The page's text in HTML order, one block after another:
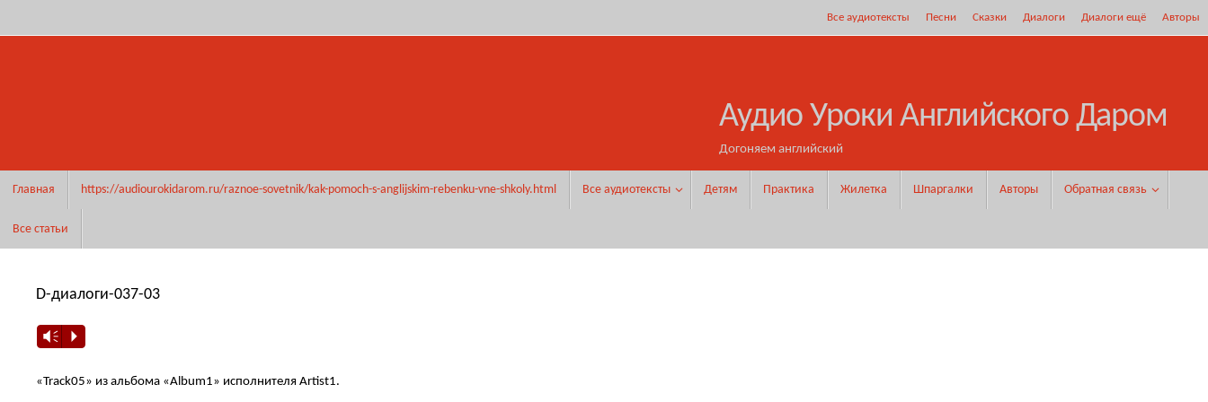
к
Все аудиотексты Песни Сказки Диалоги Диалоги ещё Авторы
Аудио Уроки Английского Даром
Догоняем английский
Главная https://audiourokidarom.ru/raznoe-sovetnik/kak-pomoch-s-anglijskim-rebenku-vne-shkoly.html Все аудиотексты Детям Практика Жилетка Шпаргалки Авторы Обратная связь
Все статьи
D-диалоги-037-03
Vm P
«Track05» из альбома «Album1» исполнителя Artist1.